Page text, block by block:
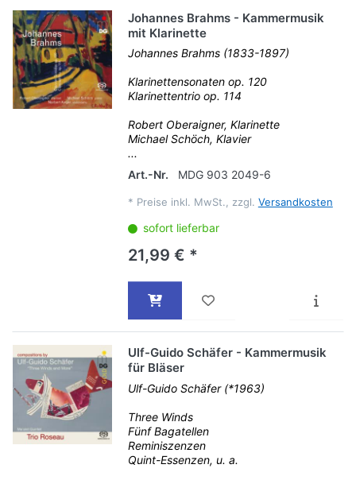
Johannes Brahms - Kammermusik
mit Klarinette
Johannes Brahms (1833-1897)
Klarinettensonaten op. 120
Klarinettentrio op. 114
Robert Oberaigner, Klarinette
Michael Schöch, Klavier
...
Art.-Nr.
MDG 903 2049-6
* Preise inkl. MwSt., zzgl. Versandkosten
sofort lieferbar
21,99 € *
Ulf-Guido Schäfer - Kammermusik
für Bläser
Ulf-Guido Schäfer (*1963)
Three Winds
Fünf Bagatellen
Reminiszenzen
Quint-Essenzen, u. a.